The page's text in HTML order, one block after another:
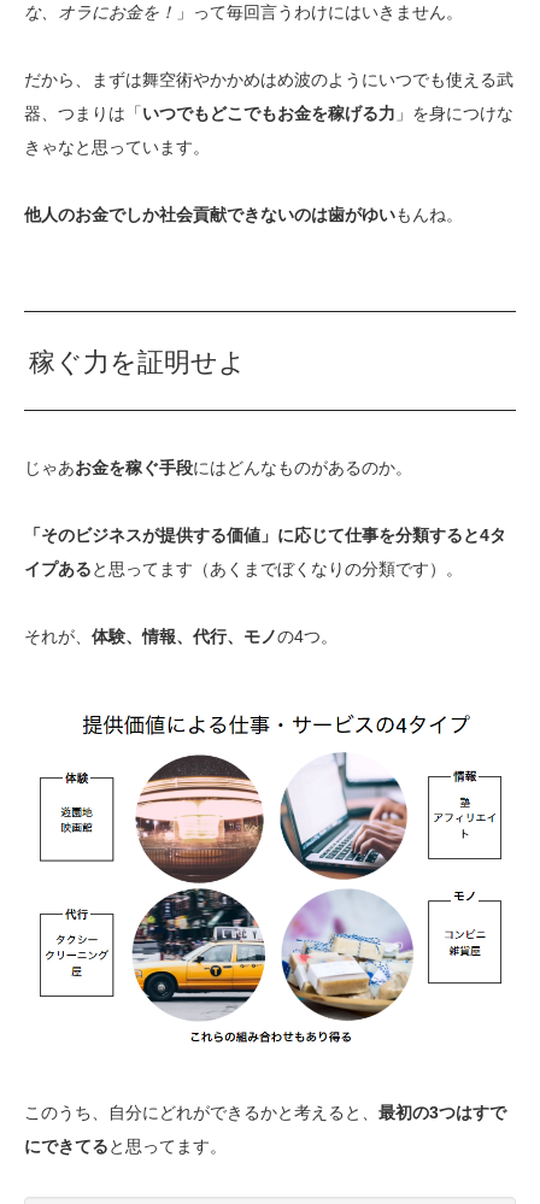
な、オラにお金を！ 」って毎回言うわけにはいきません。
だから、まずは舞空術やかかめはめ波のようにいつでも使える武
器、つまりは「いつでもどこでもお金を稼げる力 」を身につけな
きゃなと思っています。
他人のお金でしか社会貢献できないのは歯がゆいもんね。
稼ぐ力を証明せよ
じゃあお金を稼ぐ手段にはどんなものがあるのか。
「そのビジネスが提供する価値」に応じて仕事を分類すると4タ
イプあると思ってます（あくまでぼくなりの分類です）。
それが、 体験、情報、代行、モノの4つ。
このうち、自分にどれができるかと考えると、 最初の3つはすで
にできてると思ってます。